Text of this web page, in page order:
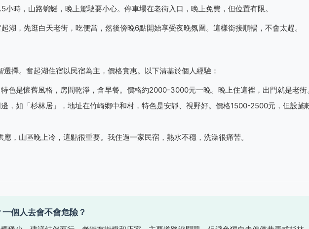
小時，山路蜿蜒，晚上駕駛要小心。停車場在老街入口，晚上免費，但位置有限。
湖，先逛白天老街，吃便當，然後傍晚6點開始享受夜晚氛圍。這樣銜接順暢，不會太趕。
擇。奮起湖住宿以民宿為主，價格實惠。以下清基於個人經驗：
特色是懷舊風格，房間乾淨，含早餐。價格約2000-3000元一晚。晚上住這裡，出門就是老街
邊，如「杉林居」，地址在竹崎鄉中和村，特色是安靜、視野好。價格1500-2500元，但設施
，山區晚上冷，這點很重要。我住過一家民宿，熱水不穩，洗澡很痛苦。
個人去會不會危險？